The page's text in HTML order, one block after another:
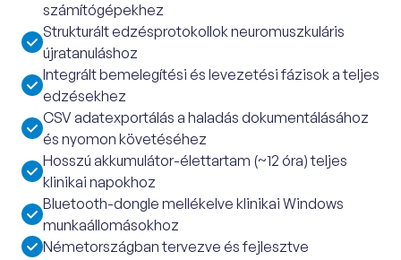
számítógépekhez
Strukturált edzésprotokollok neuromuszkuláris
újratanuláshoz
Integrált bemelegítési és levezetési fázisok a teljes
edzésekhez
CSV adatexportálás a haladás dokumentálásához
és nyomon követéséhez
Hosszú akkumulátor-élettartam (~12 óra) teljes
klinikai napokhoz
Bluetooth-dongle mellékelve klinikai Windows
munkaállomásokhoz
Németországban tervezve és fejlesztve